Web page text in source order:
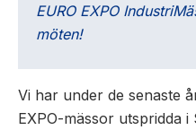
EURO EXPO
möten!
Vi har under de senaste
EXPO-mässor utspridda